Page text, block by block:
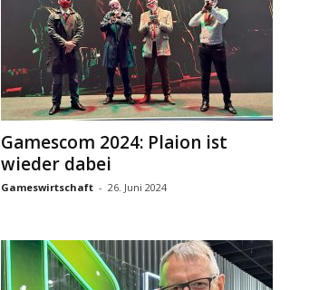
Gamescom 2024: Plaion ist
wieder dabei
Gameswirtschaft - 26. Juni 2024